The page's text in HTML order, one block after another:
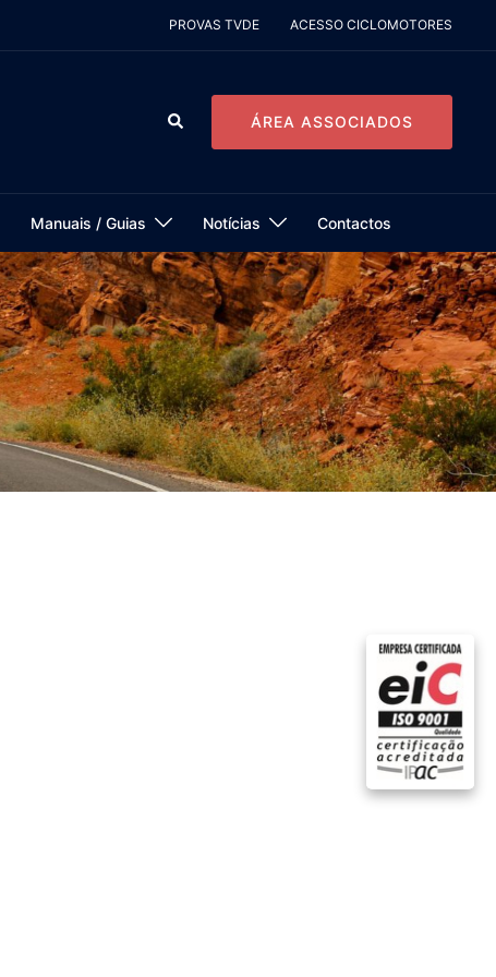
PROVAS TVDE ACESSO CICLOMOTORES
Pesquisar ÁREA ASSOCIADOS
Manuais / Guias Notícias Contactos